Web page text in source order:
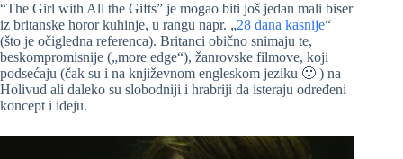
“The Girl with All the Gifts” je mogao biti još jedan mali biser
iz britanske horor kuhinje, u rangu napr. „28 dana kasnije“
(što je očigledna referenca). Britanci obično snimaju te,
beskompromisnije („more edge“), žanrovske filmove, koji
podsećaju (čak su i na književnom engleskom jeziku 🙂 ) na
Holivud ali daleko su slobodniji i hrabriji da isteraju određeni
koncept i ideju.